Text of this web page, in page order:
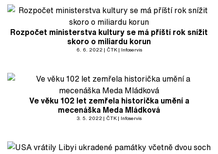
Rozpočet ministerstva kultury se má příští rok snížit
skoro o miliardu korun
6. 6. 2022 ČTK Infoservis
Ve věku 102 let zemřela historička umění a
mecenáška Meda Mládková
3. 5. 2022 ČTK Infoservis